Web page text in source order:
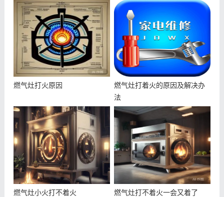
燃气灶打火原因
燃气灶打着火的原因及解决办
法
燃气灶小火打不着火 燃气灶打不着火一会又着了